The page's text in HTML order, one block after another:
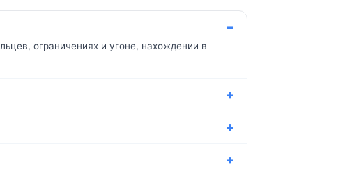
ограничениях и угоне, нахождении в